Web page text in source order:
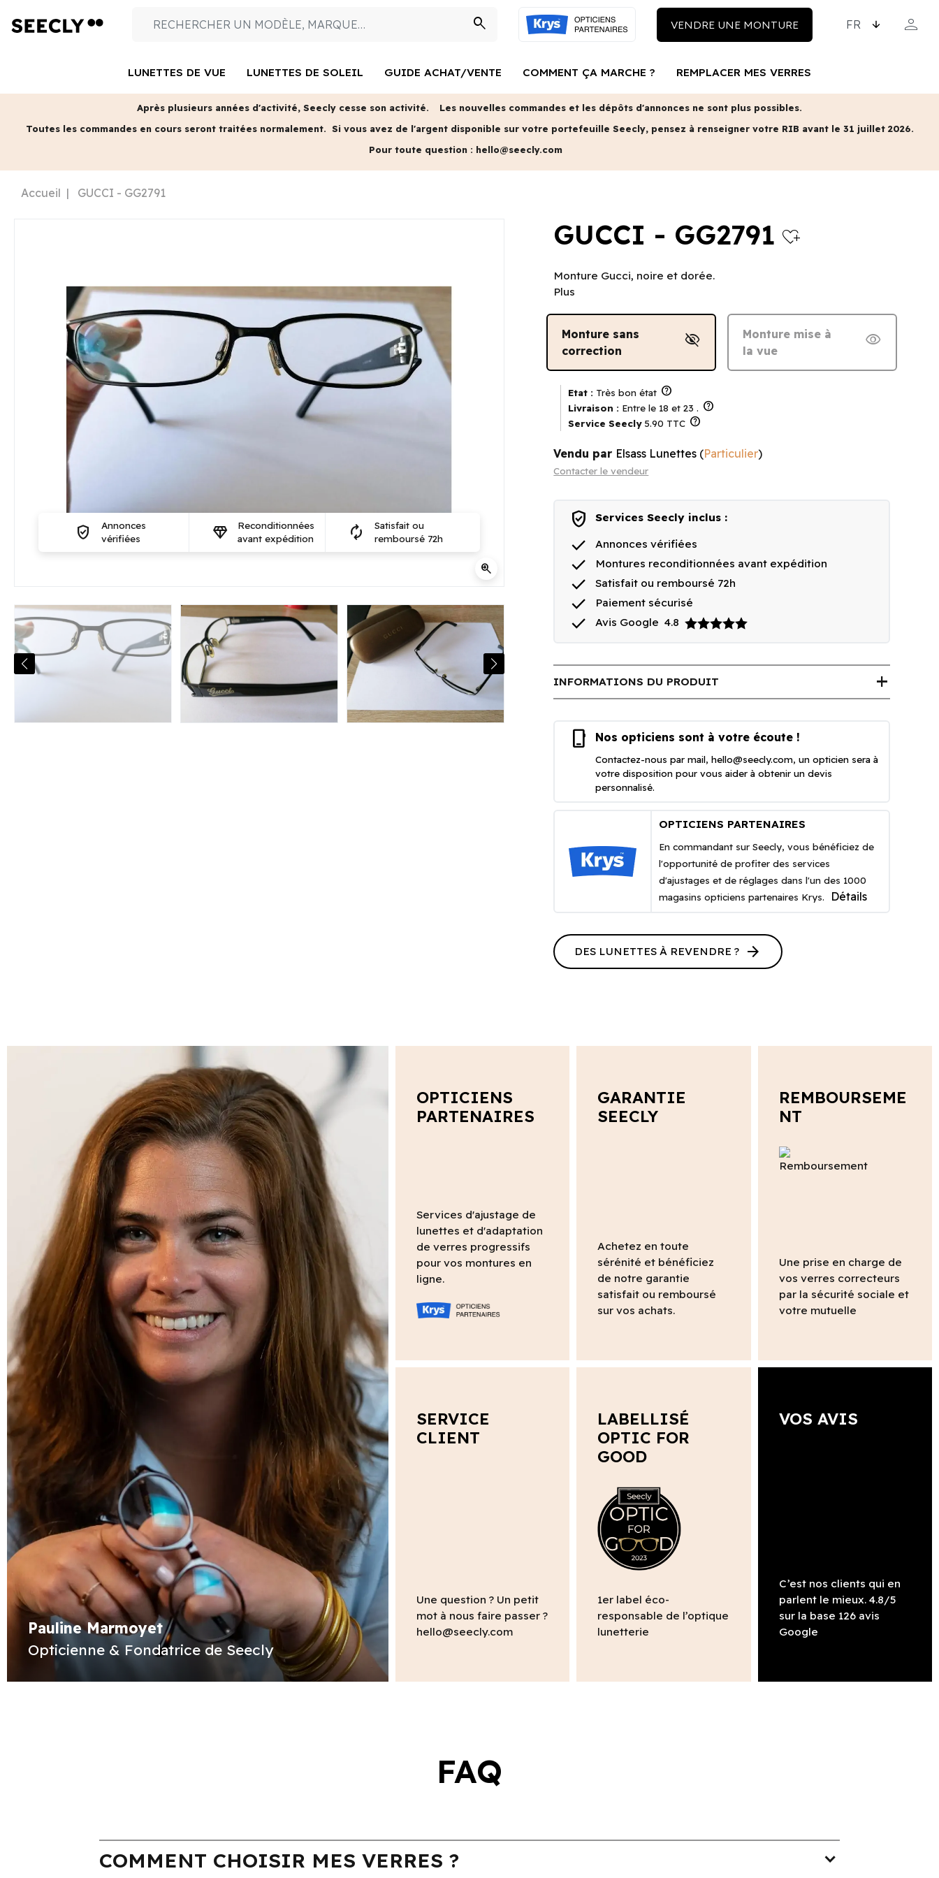
search VENDRE UNE MONTURE person
LUNETTES DE VUE LUNETTES DE SOLEIL GUIDE ACHAT/VENTE COMMENT ÇA MARCHE ? REMPLACER MES VERRES
Après plusieurs années d'activité, Seecly cesse son activité.
Les nouvelles commandes et les dépôts d'annonces ne sont plus possibles.
Toutes les commandes en cours seront traitées normalement. Si vous avez de l'argent disponible sur votre portefeuille Seecly, pensez à renseigner votre RIB avant le 31 juillet 2026.
Pour toute question : hello@seecly.com
Accueil GUCCI - GG2791
zoom_in
verified_user
Annonces
vérifiées
diamond
Reconditionnées
avant expédition
autorenew
Satisfait ou
remboursé 72h
GUCCI - GG2791 heart_plus
Monture Gucci, noire et dorée.
Plus
Monture sans
correction
visibility_off
Monture mise à
la vue
visibility
Etat : Très bon état help
Livraison : Entre le 18 et 23 . help
Service Seecly 5.90 TTC help
Vendu par Elsass Lunettes (Particulier)
Contacter le vendeur
verified_user Services Seecly inclus :
done Annonces vérifiées
done Montures reconditionnées avant expédition
done Satisfait ou remboursé 72h
done Paiement sécurisé
done Avis Google4.8
INFORMATIONS DU PRODUIT add
phone_iphone Nos opticiens sont à votre écoute !
Contactez-nous par mail,hello@seecly.com, un opticien sera à
votre disposition pour vous aider à obtenir un devis
personnalisé.
OPTICIENS PARTENAIRES
En commandant sur Seecly, vous bénéficiez de
l'opportunité de profiter des services
d'ajustages et de réglages dans l'un des 1000
magasins opticiens partenaires Krys.
Détails
DES LUNETTES À REVENDRE ? arrow_forward
Pauline Marmoyet
Opticienne & Fondatrice de Seecly
OPTICIENS
PARTENAIRES
Services d'ajustage de
lunettes et d'adaptation
de verres progressifs
pour vos montures en
ligne.
GARANTIE
SEECLY
Achetez en toute
sérénité et bénéficiez
de notre garantie
satisfait ou remboursé
sur vos achats.
REMBOURSEME
NT
Une prise en charge de
vos verres correcteurs
par la sécurité sociale et
votre mutuelle
SERVICE
CLIENT
Une question ? Un petit
mot à nous faire passer ?
hello@seecly.com
LABELLISÉ
OPTIC FOR
GOOD
1er label éco-
responsable de l’optique
lunetterie
VOS AVIS
C’est nos clients qui en
parlent le mieux. 4.8/5
sur la base 126 avis
Google
FAQ
COMMENT CHOISIR MES VERRES ? expand_more